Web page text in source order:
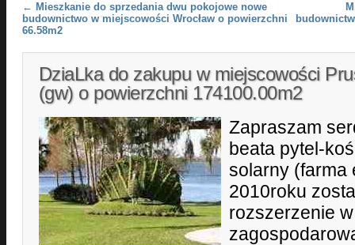
Post navigation
← Mieszkanie do sprzedania dwu pokojowe nowe
budownictwo w miejscowości Wrocław o powierzchni
66.58m2
DziaLka do zakupu w miejscowości
(gw) o powierzchni 174100.00m2
Zapraszam
beata pytel-
solarny (farma
2010roku
rozszerzenie